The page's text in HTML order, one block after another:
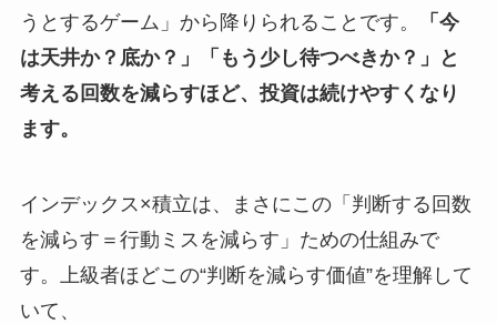
うとするゲーム」から降りられることです。
「今
は天井か？底か？」「もう少し待つべきか？」と
考える回数を減らすほど、投資は続けやすくなり
ます。
インデックス×積立は、まさにこの「判断する回数
を減らす＝行動ミスを減らす」ための仕組みで
す。上級者ほどこの“判断を減らす価値”を理解して
いて、